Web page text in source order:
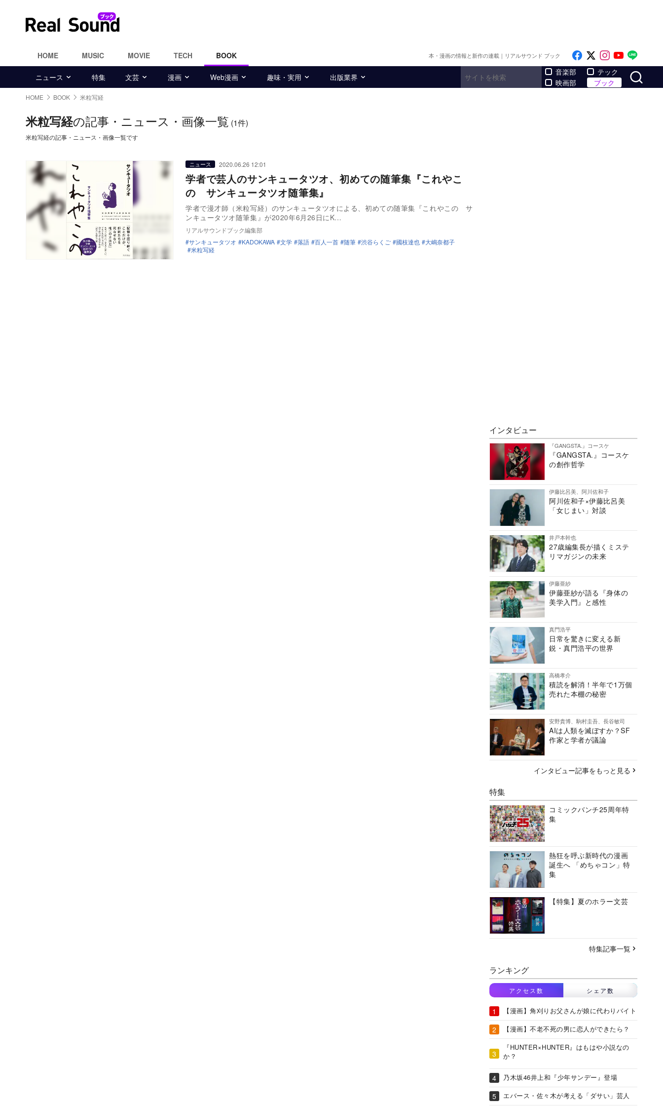
HOME MUSIC MOVIE TECH BOOK 本・漫画の情報と新作の連載｜リアルサウンド ブック Like on Facebook
Follow on x
Follow on
Follow
ニュース 特集 文芸 漫画 Web漫画 趣味・実用 出版業界
音楽部
映画部
テック
ブック
HOME BOOK 米粒写経
米粒写経の記事・ニュース・画像一覧 (1件)
米粒写経の記事・ニュース・画像一覧です
ニュース 2020.06.26 12:01
学者で芸人のサンキュータツオ、初めての随筆集『これやこ
の サンキュータツオ随筆集』
学者で漫才師（米粒写経）のサンキュータツオによる、初めての随筆集『これやこの サ
ンキュータツオ随筆集』が2020年6月26日にK…
リアルサウンドブック編集部
サンキュータツオ
KADOKAWA 文学 落語 百人一首 随筆 渋谷らくご 國枝達也
大嶋奈都子
米粒写経
インタビュー
『GANGSTA.』コースケ
『GANGSTA.』コースケ
の創作哲学
伊藤比呂美、阿川佐和子
阿川佐和子×伊藤比呂美
「女じまい」対談
井戸本幹也
27歳編集長が描くミステ
リマガジンの未来
伊藤亜紗
伊藤亜紗が語る『身体の
美学入門』と感性
真門浩平
日常を驚きに変える新
鋭・真門浩平の世界
高橋孝介
積読を解消！半年で1万個
売れた本棚の秘密
安野貴博、駒村圭吾、長谷敏司
AIは人類を滅ぼすか？SF
作家と学者が議論
インタビュー記事をもっと見る
特集
コミックバンチ25周年特
集
熱狂を呼ぶ新時代の漫画
誕生へ 「めちゃコン」特
集
【特集】夏のホラー文芸
特集記事一覧
ランキング
アクセス数 シェア数
【漫画】角刈りお父さんが娘に代わりバイト
【漫画】不老不死の男に恋人ができたら？
『HUNTER×HUNTER』はもはや小説なの
か？
乃木坂46井上和『少年サンデー』登場
エバース・佐々木が考える「ダサい」芸人